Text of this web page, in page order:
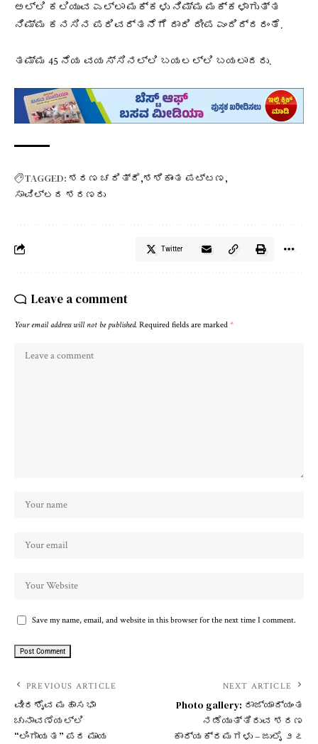
ಅಲ್ಲಿ ಕಲಿಯುವ ಎಲ್ಲಾ ಮಕ್ಕಳು ನಿಮ್ಮ ಮಕ್ಕಳಾಗುತ್ತ
ನಿಮ್ಮ ಕನಸಿನ ಪರಿವರ್ತನೆಗೆ ದಾರಿ ದೀಪ ಎಂದಿದ್ದರಂತೆ.
ತಮ್ಮ 45 ನೆಯ ವಯಸ್ಸಿನಲ್ಲಿ ಬಯಲಲ್ಲಿ ಬಯಲಾದರು.
TAGGED: ಶರಣ ಚರಿತ್ರೆ ಶಶಿಕಾಂತ ಪಟ್ಟಣ
ಸಾವಿಲ್ಲದ ಶರಣರು
Twitter
Leave a comment
Your email address will not be published. Required fields are marked *
Save my name, email, and website in this browser for the next time I comment.
PREVIOUS ARTICLE
ವೀರಶೈವ ಮಹಾಸಭಾ
ಚುನಾವಣೆಯಲ್ಲಿ
“ಲಿಂಗಾಯತ” ಪದ ಮಾಯ
NEXT ARTICLE
Photo gallery: ರಾಜ್ಯಾದ್ಯಂತ
ನಡೆಯುತ್ತಿರುವ ಶರಣ
ಕಾರ್ಯಕ್ರಮಗಳು – ಜುಲೈ ೨೭